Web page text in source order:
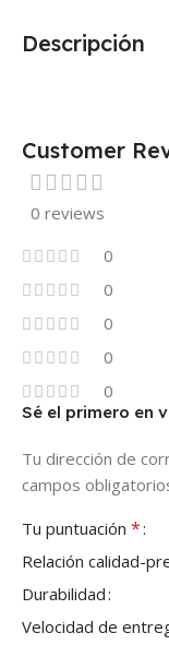
Descripción
Customer
0 reviews
0
0
0
0
0
Sé el primero en
Tu dirección de
campos
Tu puntuación *
Relación calidad-
Durabilidad
Velocidad de